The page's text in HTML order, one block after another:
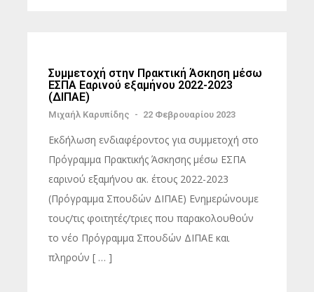
Συμμετοχή στην Πρακτική Άσκηση μέσω
ΕΣΠΑ Εαρινού εξαμήνου 2022-2023
(ΔΙΠΑΕ)
Μιχαήλ Καρυπίδης - 22 Φεβρουαρίου 2023
Εκδήλωση ενδιαφέροντος για συμμετοχή στο
Πρόγραμμα Πρακτικής Άσκησης μέσω ΕΣΠΑ
εαρινού εξαμήνου ακ. έτους 2022-2023
(Πρόγραμμα Σπουδών ΔΙΠΑΕ) Ενημερώνουμε
τους/τις φοιτητές/τριες που παρακολουθούν
το νέο Πρόγραμμα Σπουδών ΔΙΠΑΕ και
πληρούν [ … ]